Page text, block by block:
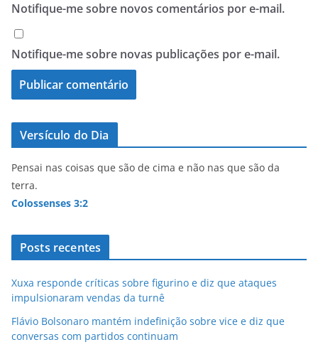
Notifique-me sobre novos comentários por e-mail.
Notifique-me sobre novas publicações por e-mail.
Versículo do Dia
Pensai nas coisas que são de cima e não nas que são da
terra.
Colossenses 3:2
Posts recentes
Xuxa responde críticas sobre figurino e diz que ataques
impulsionaram vendas da turnê
Flávio Bolsonaro mantém indefinição sobre vice e diz que
conversas com partidos continuam